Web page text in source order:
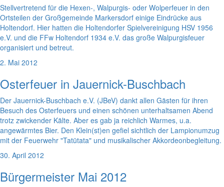
Stellvertretend für die Hexen-, Walpurgis- oder Wolperfeuer in den
Ortsteilen der Großgemeinde Markersdorf einige Eindrücke aus
Holtendorf. Hier hatten die Holtendorfer Spielvereinigung HSV 1956
e.V. und die FFw Holtendorf 1934 e.V. das große Walpurgisfeuer
organisiert und betreut.
2. Mai 2012
Osterfeuer in Jauernick-Buschbach
Der Jauernick-Buschbach e.V. (JBeV) dankt allen Gästen für ihren
Besuch des Osterfeuers und einen schönen unterhaltsamen Abend
trotz zwickender Kälte. Aber es gab ja reichlich Warmes, u.a.
angewärmtes Bier. Den Klein(st)en gefiel sichtlich der Lampionumzug
mit der Feuerwehr "Tatütata" und musikalischer Akkordeonbegleitung.
30. April 2012
Bürgermeister Mai 2012